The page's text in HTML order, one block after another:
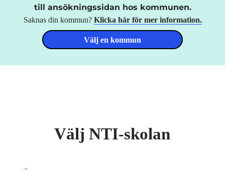
till ansökningssidan hos kommunen.
Saknas din kommun? Klicka här för mer information.
Välj en kommun
Välj NTI-skolan